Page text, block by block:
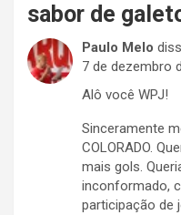
sabor de
Paulo Melo
7 de dezembro
Alô você WPJ!
Sinceramente
COLORADO.
mais gols.
inconformado,
participação de